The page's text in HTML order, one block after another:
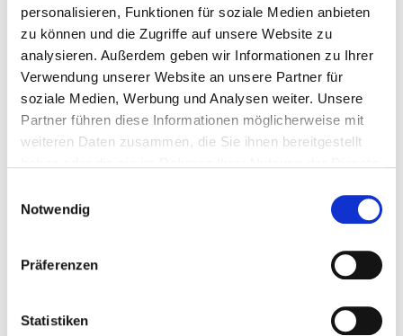
personalisieren, Funktionen für soziale Medien anbieten
zu können und die Zugriffe auf unsere Website zu
analysieren. Außerdem geben wir Informationen zu Ihrer
Verwendung unserer Website an unsere Partner für
soziale Medien, Werbung und Analysen weiter. Unsere
Partner führen diese Informationen möglicherweise mit
weiteren Daten zusammen, die Sie ihnen bereitgestellt
unsererDatenschutzerklärung
Notwendig
Präferenzen
Statistiken
vorherige
1 2 3 4 5
– der größten Karriereseite für
Tricks rund um die Berufswelt ist der